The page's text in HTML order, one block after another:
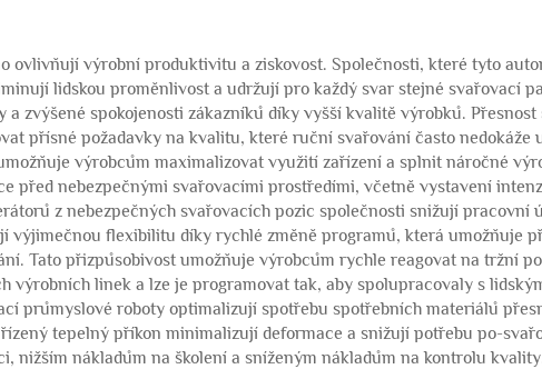
výrobní produktivitu a ziskovost. Společnosti, které tyto
lidskou proměnlivost a udržují pro každý svar stejné svařovací
zvýšené spokojenosti zákazníků díky vyšší kvalitě výrobků.
přísné požadavky na kvalitu, které ruční svařování často nedokáže
výrobcům maximalizovat využití zařízení a splnit náročné
před nebezpečnými svařovacími prostředími, včetně vystavení
z nebezpečných svařovacích pozic společnosti snižují pracovní
flexibilitu díky rychlé změně programů, která umožňuje
Tato přizpůsobivost umožňuje výrobcům rychle reagovat na tržní
výrobních linek a lze je programovat tak, aby spolupracovaly s
průmyslové roboty optimalizují spotřebu spotřebních materiálů
tepelný příkon minimalizují deformace a snižují potřebu po-
nižším nákladům na školení a sníženým nákladům na kontrolu